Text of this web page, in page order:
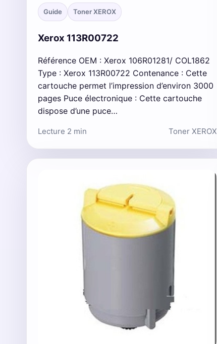
Guide Toner XEROX
Xerox 113R00722
Référence OEM : Xerox 106R01281/ COL1862
Type : Xerox 113R00722 Contenance : Cette
cartouche permet l’impression d’environ 3000
pages Puce électronique : Cette cartouche
dispose d’une puce…
Lecture 2 min Toner XEROX